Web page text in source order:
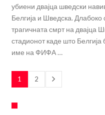
убиени двајца шведски
Белгија и Шведска.
трагичната смрт на двајца
стадионот каде што
име на ФИФА …
1 2